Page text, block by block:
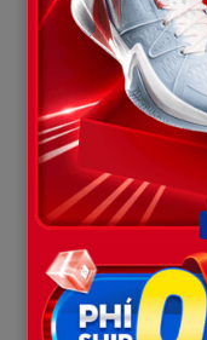
“Cô ạ, cháu biết nhà
Cháu sinh ra ở quê,
có những ngày còn
không phải để thử độ
gia đình. Mâm cơm
tiếp. Cháu mang giỏ
mua gì sang, mà vì
lựa. Cháu tin, tình cảm
Không khí lặng đi. Bố
Nam cúi gằm, rõ ràng